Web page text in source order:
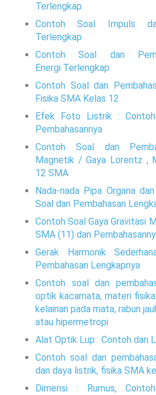
Terlengkap
Contoh Soal Impuls
Terlengkap
Contoh Soal dan
Energi Terlengkap
Contoh Soal dan
Fisika SMA Kelas 12
Efek Foto Listrik :
Pembahasannya
Contoh Soal dan
Magnetik / Gaya Lorentz ,
12 SMA
Nada-nada Pipa Organa
Soal dan Pembahasan
Contoh Soal Gaya Gravitasi
SMA (11) dan
Gerak Harmonik
Pembahasan Lengkapnya
Contoh soal dan
optik kacamata, materi
kelainan pada mata, rabun
atau hipermetropi
Alat Optik Lup : Contoh dan
Contoh soal dan
dan daya listrik, fisika SMA
Dimensi : Rumus,